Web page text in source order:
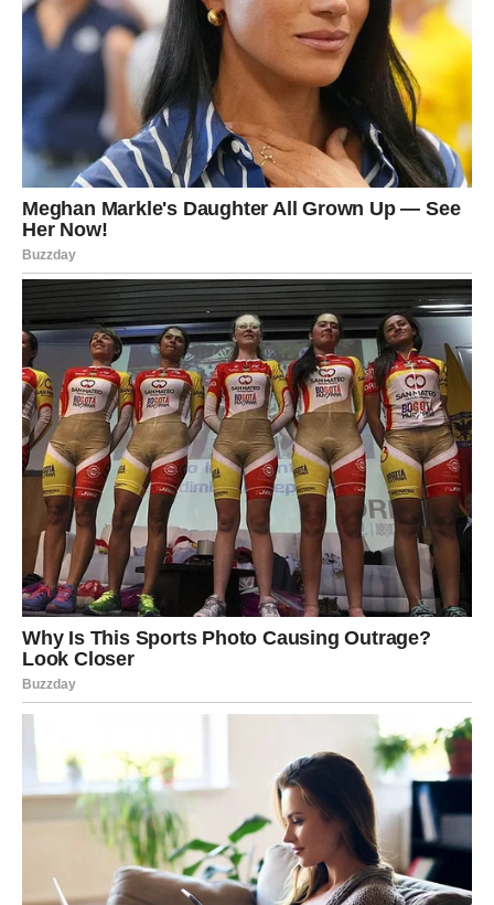
Rak je znak doma, porodice i korena. U ovom periodu,
fokus se vraća upravo na te teme. Mnogi Rakovi će osetiti
potrebu da se povuku, da budu sa onima koji ih istinski
razumeju. I to će vam prijati više nego ikada.
Moguće su lepe vesti vezane za porodicu, pomirenje ili
jednostavno osećaj da niste sami. Taj osećaj sigurnosti je
ono što vam vraća snagu.
Posao i životni pravac: tiha
potvrda
Na poslovnom planu, ne dolaze veliki lomovi, većtihe
potvrde. Možda neko primeti vaš trud. Možda shvatite da
ste na pravom mestu – ili da imate pravo da tražite više. U
svakom slučaju, unutrašnji pritisak popušta.
Više ne osećate potrebu da se dokazujete svima. Birate
gde ulažete energiju – i to je znak zrelosti.